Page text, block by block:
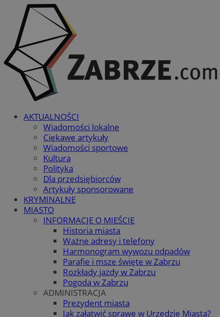
AKTUALNOŚCI
Wiadomości lokalne
Ciekawe artykuły
Wiadomości sportowe
Kultura
Polityka
Dla przedsiębiorców
Artykuły sponsorowane
KRYMINALNE
MIASTO
INFORMACJE O MIEŚCIE
Historia miasta
Ważne adresy i telefony
Harmonogram wywozu odpadów
Parafie i msze święte w Zabrzu
Rozkłady jazdy w Zabrzu
Pogoda w Zabrzu
ADMINISTRACJA
Prezydent miasta
Jak załatwić sprawę w Urzędzie Miasta?